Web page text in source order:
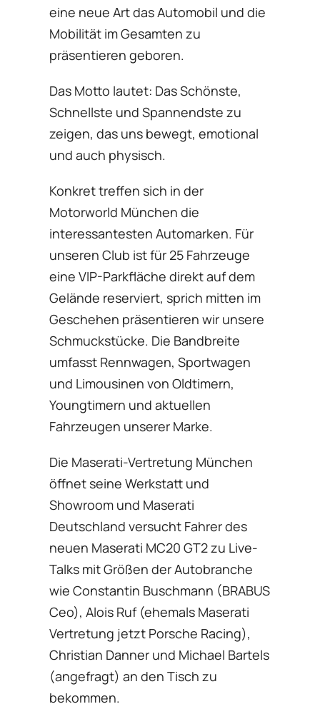
eine neue Art das Automobil und die
Mobilität im Gesamten zu
präsentieren geboren.
Das Motto lautet: Das Schönste,
Schnellste und Spannendste zu
zeigen, das uns bewegt, emotional
und auch physisch.
Konkret treffen sich in der
Motorworld München die
interessantesten Automarken. Für
unseren Club ist für 25 Fahrzeuge
eine VIP-Parkfläche direkt auf dem
Gelände reserviert, sprich mitten im
Geschehen präsentieren wir unsere
Schmuckstücke. Die Bandbreite
umfasst Rennwagen, Sportwagen
und Limousinen von Oldtimern,
Youngtimern und aktuellen
Fahrzeugen unserer Marke.
Die Maserati-Vertretung München
öffnet seine Werkstatt und
Showroom und Maserati
Deutschland versucht Fahrer des
neuen Maserati MC20 GT2 zu Live-
Talks mit Größen der Autobranche
wie Constantin Buschmann (BRABUS
Ceo), Alois Ruf (ehemals Maserati
Vertretung jetzt Porsche Racing),
Christian Danner und Michael Bartels
(angefragt) an den Tisch zu
bekommen.